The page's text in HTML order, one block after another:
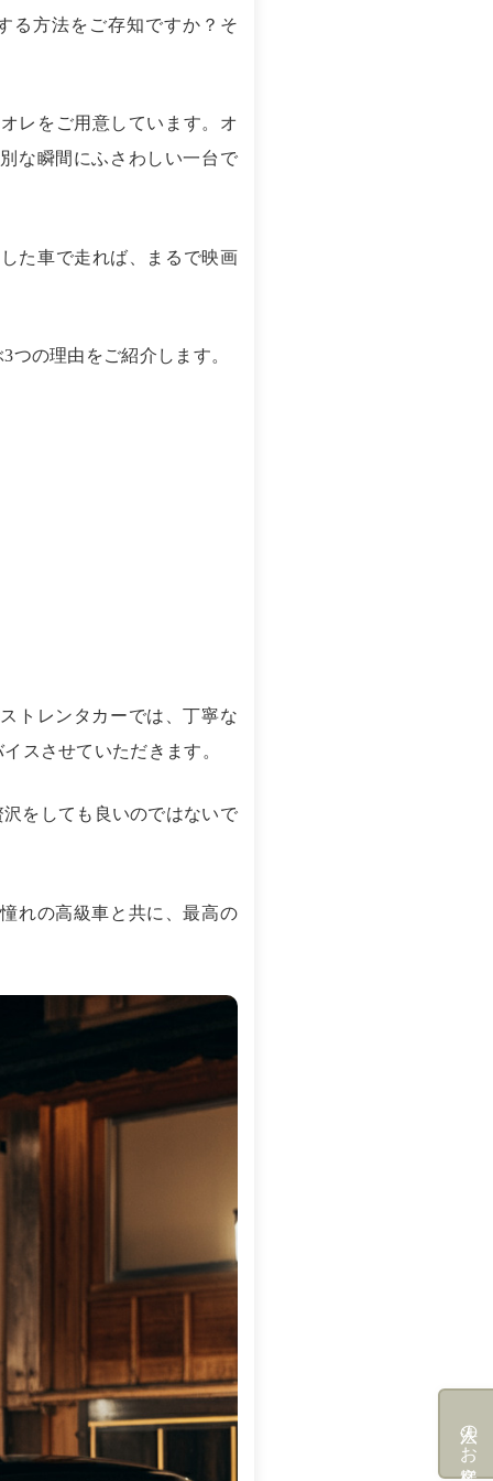
る方法をご存知ですか？そ
レをご用意しています。オ
な瞬間にふさわしい一台で
た車で走れば、まるで映画
の理由をご紹介します。
トレンタカーでは、丁寧な
スさせていただきます。
をしても良いのではないで
れの高級車と共に、最高の
法人のお客様